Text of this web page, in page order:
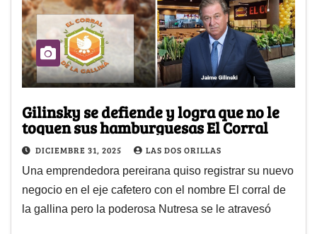
Gilinsky se defiende y logra que no le
toquen sus hamburguesas El Corral
DICIEMBRE 31, 2025 LAS DOS ORILLAS
Una emprendedora pereirana quiso registrar su nuevo
negocio en el eje cafetero con el nombre El corral de
la gallina pero la poderosa Nutresa se le atravesó